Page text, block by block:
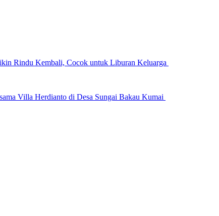
Rindu Kembali, Cocok untuk Liburan Keluarga
Villa Herdianto di Desa Sungai Bakau Kumai